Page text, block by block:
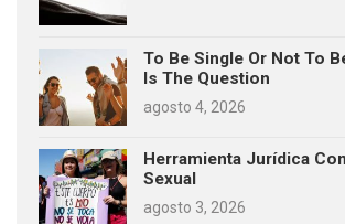
To Be Single Or Not To
Is The Question
agosto 4, 2026
Herramienta Jurídica
Sexual
agosto 3, 2026